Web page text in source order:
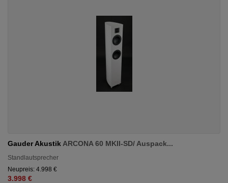
Gauder Akustik ARCONA 60 MKII-SD/ Auspack...
Standlautsprecher
Neupreis: 4.998 €
3.998 €